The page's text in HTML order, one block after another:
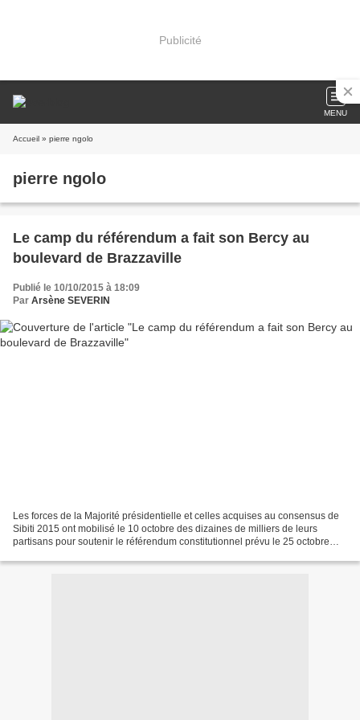
Publicité
MENU
Accueil » pierre ngolo
pierre ngolo
Le camp du référendum a fait son Bercy au
boulevard de Brazzaville
Publié le 10/10/2015 à 18:09
Par Arsène SEVERIN
Les forces de la Majorité présidentielle et celles acquises au consensus de
Sibiti 2015 ont mobilisé le 10 octobre des dizaines de milliers de leurs
partisans pour soutenir le référendum constitutionnel prévu le 25 octobre